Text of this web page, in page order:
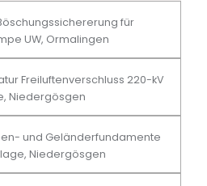
für
UW, Ormalingen
Freiluftenverschluss 220-kV
Niedergösgen
und Geländerfundamente
Niedergösgen